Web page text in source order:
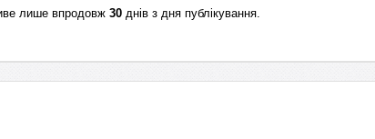
лише впродовж 30 днів з дня публікування.